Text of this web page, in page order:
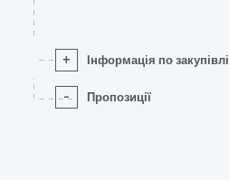
+ Інформація по закупівлі
- Пропозиції